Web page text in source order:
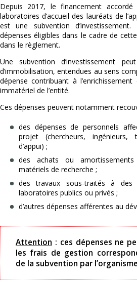
Depuis 2017, le financement
laboratoires d’accueil des lauréats de
est une subvention
dépenses éligibles dans le cadre de
dans le règlement.
Une subvention d’investissement
d’immobilisation, entendues au sens
dépense contribuant à
immatériel de l’entité.
Ces dépenses peuvent notamment
des dépenses de personnels
projet (chercheurs, ingénieurs,
d’appui) ;
des achats ou
matériels de recherche ;
des travaux sous-traités à
laboratoires publics ou privés ;
d’autres dépenses afférentes au
Attention : ces dépenses ne
les frais de gestion
de la subvention par